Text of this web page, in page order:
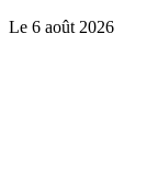
Le 6 août 2026